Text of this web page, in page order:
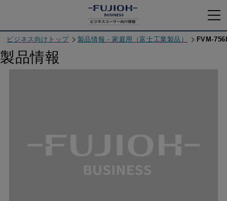
ビジネス向けトップ 製品情報 - 家庭用（富士工業製品） FVM-
製品情報